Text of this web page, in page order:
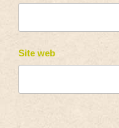
Site web